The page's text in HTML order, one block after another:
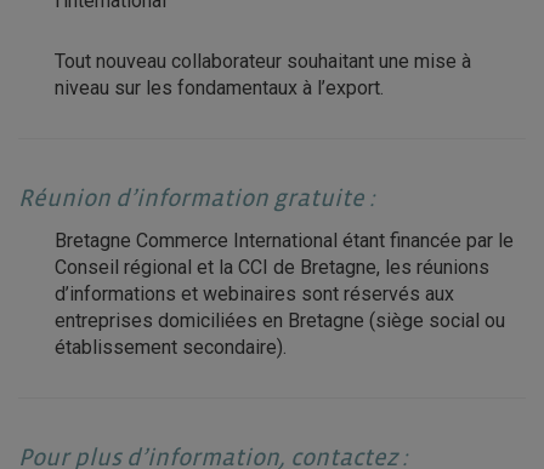
Tout nouveau collaborateur souhaitant une mise à
niveau sur les fondamentaux à l’export.
Réunion d’information gratuite :
Bretagne Commerce International étant financée par le
Conseil régional et la CCI de Bretagne, les réunions
d’informations et webinaires sont réservés aux
entreprises domiciliées en Bretagne (siège social ou
établissement secondaire).
Pour plus d’information, contactez :